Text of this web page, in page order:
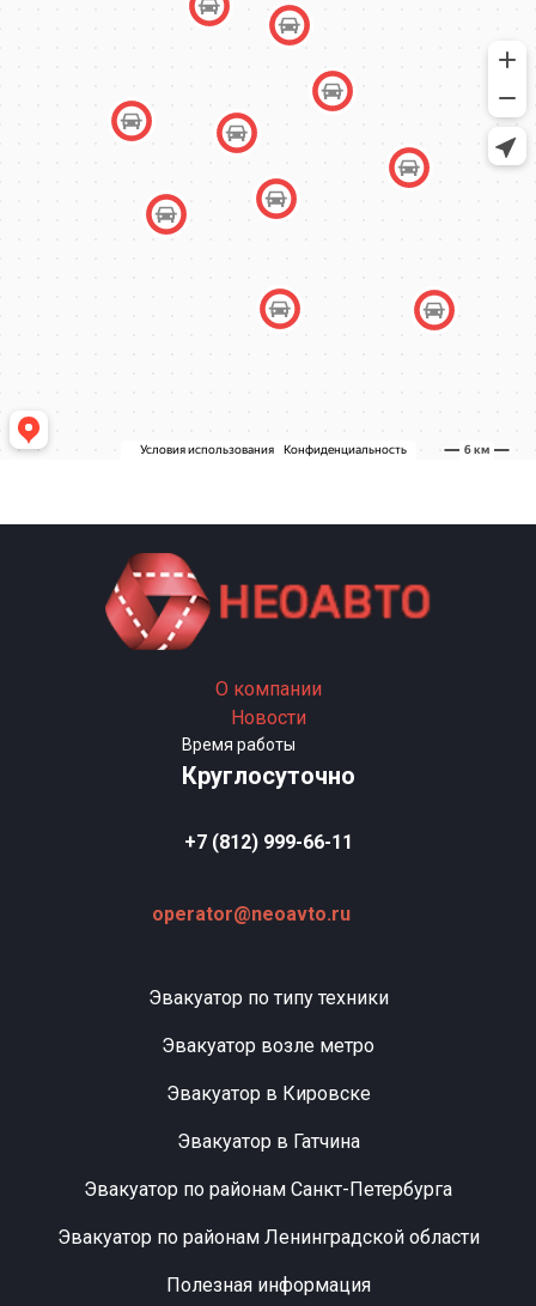
О компании
Новости
Время работы
Круглосуточно
+7 (812) 999-66-11
operator@neoavto.ru
Эвакуатор по типу техники
Эвакуатор возле метро
Эвакуатор в Кировске
Эвакуатор в Гатчина
Эвакуатор по районам Санкт-Петербурга
Эвакуатор по районам Ленинградской области
Полезная информация